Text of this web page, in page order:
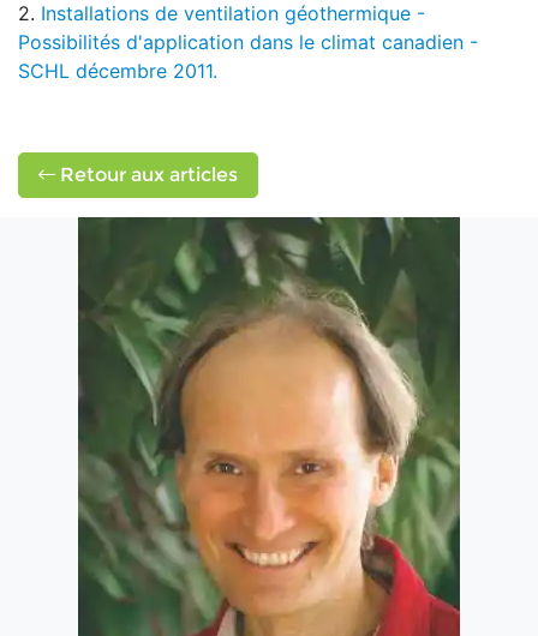
2. Installations de ventilation géothermique -
Possibilités d'application dans le climat canadien -
SCHL décembre 2011.
Retour aux articles